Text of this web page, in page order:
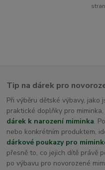
Tip na dárek pro
Při výběru dětské výbavy,
praktické doplňky pro
dárek k narození miminka.
nebo konkrétním produktem,
dárkové poukazy pro
přesně to, co jejich dítě právě
po výbavu pro novorozené